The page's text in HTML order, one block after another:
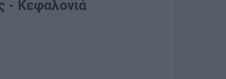
- Κεφαλονιά